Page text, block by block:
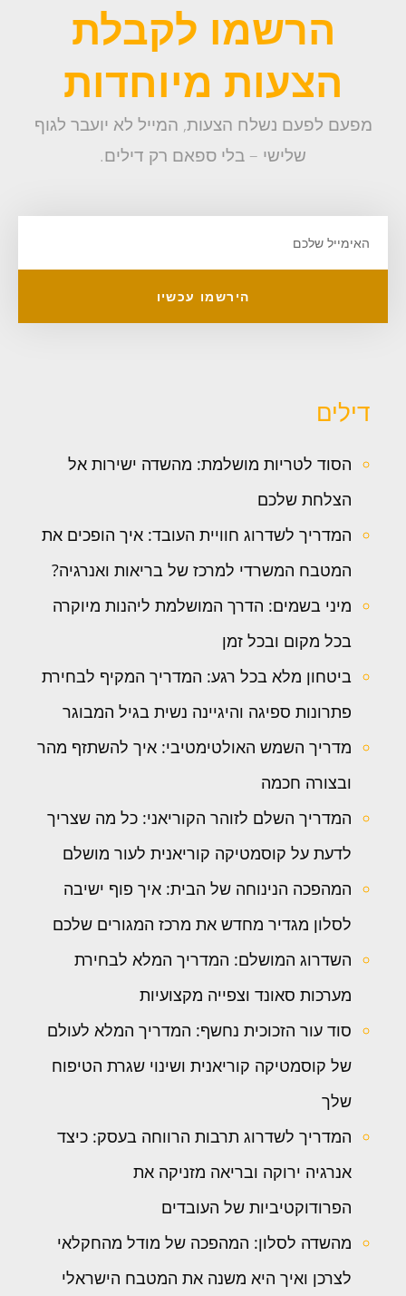
הרשמו לקבלת
הצעות מיוחדות
מפעם לפעם נשלח הצעות, המייל לא יועבר לגוף
שלישי – בלי ספאם רק דילים.
הירשמו עכשיו
דילים
הסוד לטריות מושלמת: מהשדה ישירות אל
הצלחת שלכם
המדריך לשדרוג חוויית העובד: איך הופכים את
המטבח המשרדי למרכז של בריאות ואנרגיה?
מיני בשמים: הדרך המושלמת ליהנות מיוקרה
בכל מקום ובכל זמן
ביטחון מלא בכל רגע: המדריך המקיף לבחירת
פתרונות ספיגה והיגיינה נשית בגיל המבוגר
מדריך השמש האולטימטיבי: איך להשתזף מהר
ובצורה חכמה
המדריך השלם לזוהר הקוריאני: כל מה שצריך
לדעת על קוסמטיקה קוריאנית לעור מושלם
המהפכה הנינוחה של הבית: איך פוף ישיבה
לסלון מגדיר מחדש את מרכז המגורים שלכם
השדרוג המושלם: המדריך המלא לבחירת
מערכות סאונד וצפייה מקצועיות
סוד עור הזכוכית נחשף: המדריך המלא לעולם
של קוסמטיקה קוריאנית ושינוי שגרת הטיפוח
שלך
המדריך לשדרוג תרבות הרווחה בעסק: כיצד
אנרגיה ירוקה ובריאה מזניקה את
הפרודוקטיביות של העובדים
מהשדה לסלון: המהפכה של מודל מהחקלאי
לצרכן ואיך היא משנה את המטבח הישראלי